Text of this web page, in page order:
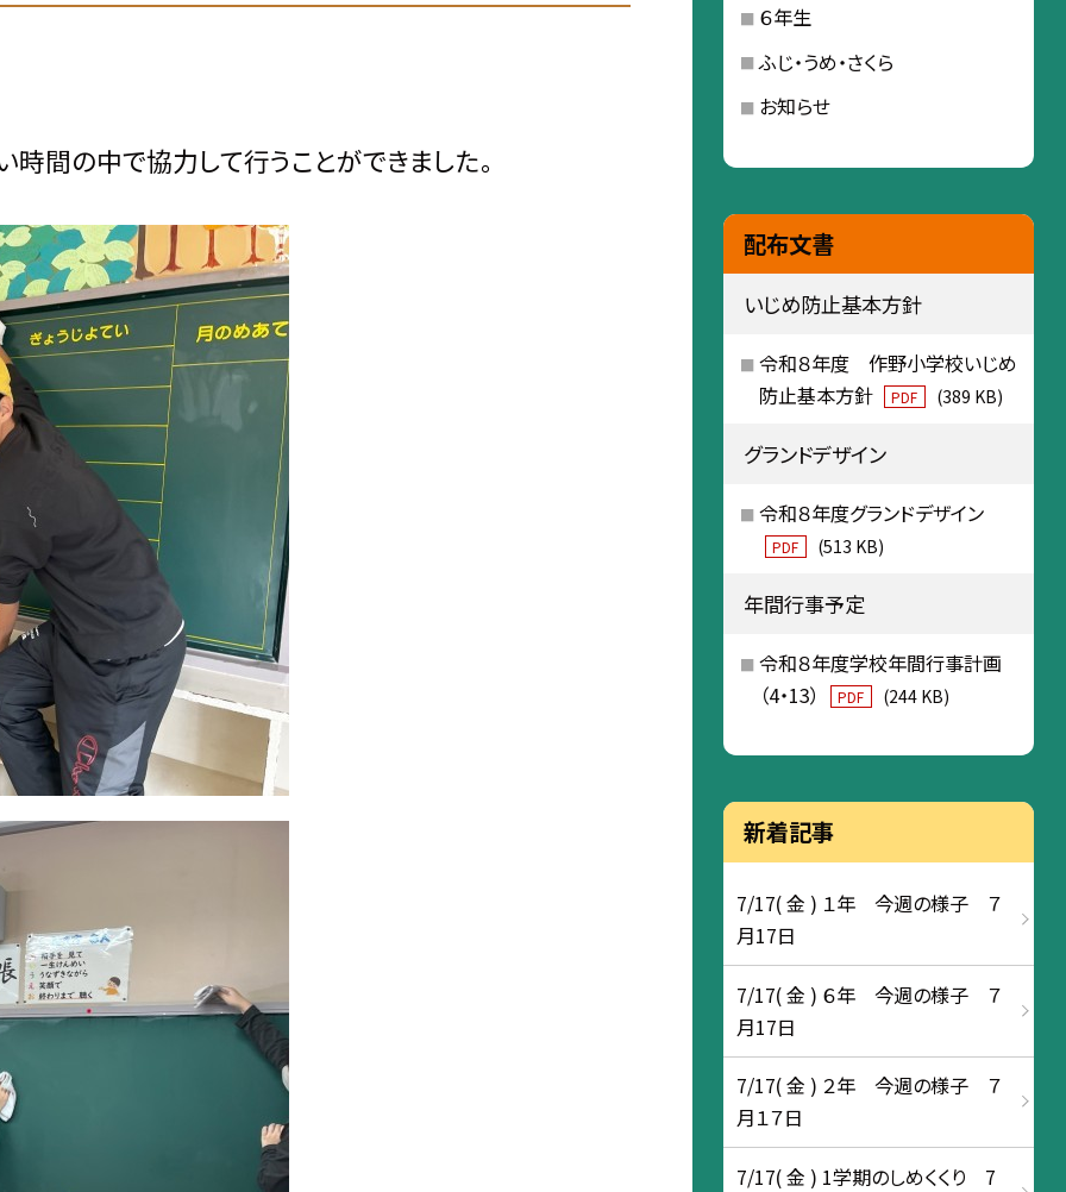
間の中で協力して行うことができました。
６年生
ふじ・うめ・さくら
お知らせ
配布文書
いじめ防止基本方針
令和８年度 作野小学校いじめ
防止基本方針
PDF (389 KB)
グランドデザイン
令和８年度グランドデザイン
PDF (513 KB)
年間行事予定
令和８年度学校年間行事計画
（4・13）
PDF (244 KB)
新着記事
7/17( 金 ) １年 今週の様子 ７
月17日
7/17( 金 ) ６年 今週の様子 ７
月17日
7/17( 金 ) ２年 今週の様子 ７
月１７日
7/17( 金 ) 1学期のしめくくり 7